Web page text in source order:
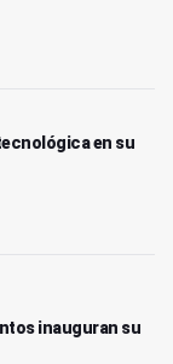
en su
inauguran su